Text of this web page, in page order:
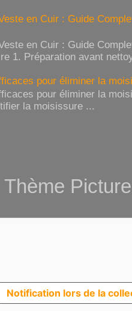
en Cuir : Guide
en Cuir : Guide
1. Préparation avant
pour éliminer la
pour éliminer la
la moisissure ...
Thème
Notification lors de la